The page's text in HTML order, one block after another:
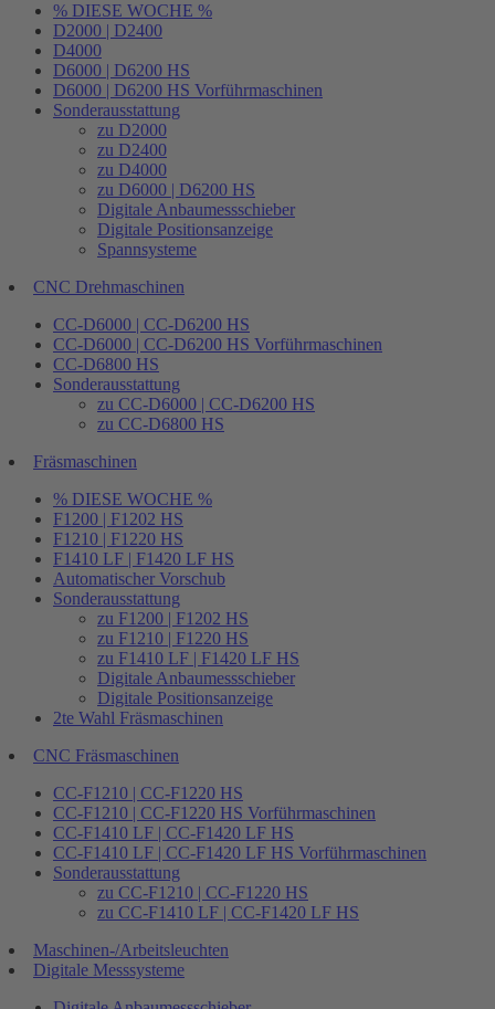
% DIESE WOCHE %
D2000 | D2400
D4000
D6000 | D6200 HS
D6000 | D6200 HS Vorführmaschinen
Sonderausstattung
zu D2000
zu D2400
zu D4000
zu D6000 | D6200 HS
Digitale Anbaumessschieber
Digitale Positionsanzeige
Spannsysteme
CNC Drehmaschinen
CC-D6000 | CC-D6200 HS
CC-D6000 | CC-D6200 HS Vorführmaschinen
CC-D6800 HS
Sonderausstattung
zu CC-D6000 | CC-D6200 HS
zu CC-D6800 HS
Fräsmaschinen
% DIESE WOCHE %
F1200 | F1202 HS
F1210 | F1220 HS
F1410 LF | F1420 LF HS
Automatischer Vorschub
Sonderausstattung
zu F1200 | F1202 HS
zu F1210 | F1220 HS
zu F1410 LF | F1420 LF HS
Digitale Anbaumessschieber
Digitale Positionsanzeige
2te Wahl Fräsmaschinen
CNC Fräsmaschinen
CC-F1210 | CC-F1220 HS
CC-F1210 | CC-F1220 HS Vorführmaschinen
CC-F1410 LF | CC-F1420 LF HS
CC-F1410 LF | CC-F1420 LF HS Vorführmaschinen
Sonderausstattung
zu CC-F1210 | CC-F1220 HS
zu CC-F1410 LF | CC-F1420 LF HS
Maschinen-/Arbeitsleuchten
Digitale Messsysteme